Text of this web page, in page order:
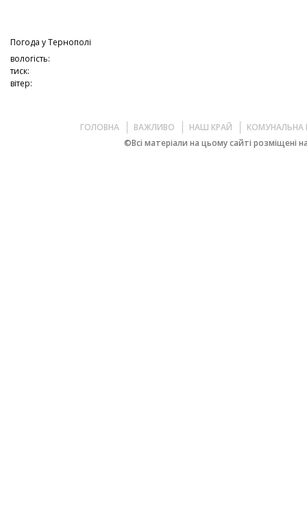
Погода уТернополі
вологість:
тиск:
вітер:
ГОЛОВНА ВАЖЛИВО НАШ КРАЙ
КОМУНАЛЬНА
©Всі матеріали на цьому сайті розміщені